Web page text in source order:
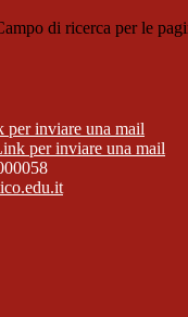
di ricerca per le
per inviare una mail
per inviare una mail